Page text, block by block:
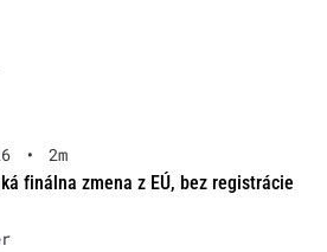
•
2m
finálna zmena z EÚ, bez registrácie